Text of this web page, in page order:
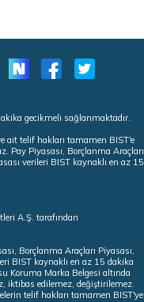
gecikmeli sağlanmaktadır.
ait telif hakları tamamen BIST'e
Pay Piyasası, Borçlanma Araçları
verileri BIST kaynaklı en az 15
A.Ş. tarafından
Borçlanma Araçları Piyasası,
BIST kaynaklı en az 15 dakika
Koruma Marka Belgesi altında
iktibas edilemez, değiştirilemez.
telif hakları tamamen BIST'ye